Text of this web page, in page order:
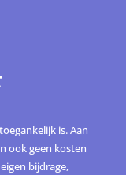
is. Aan
ook geen kosten
bijdrage,